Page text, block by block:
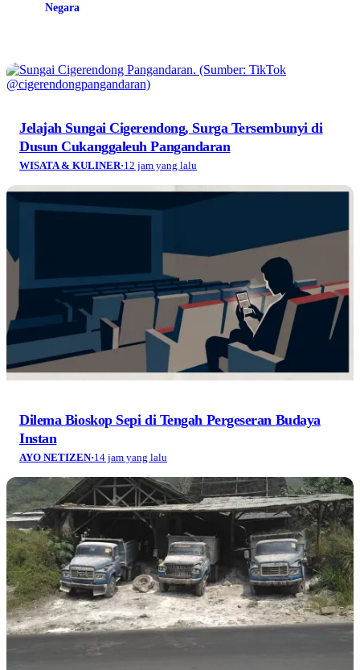
Negara
Jelajah Sungai Cigerendong, Surga Tersembunyi di
Dusun Cukanggaleuh Pangandaran
WISATA & KULINER·12 jam yang lalu
Dilema Bioskop Sepi di Tengah Pergeseran Budaya
Instan
AYO NETIZEN·14 jam yang lalu